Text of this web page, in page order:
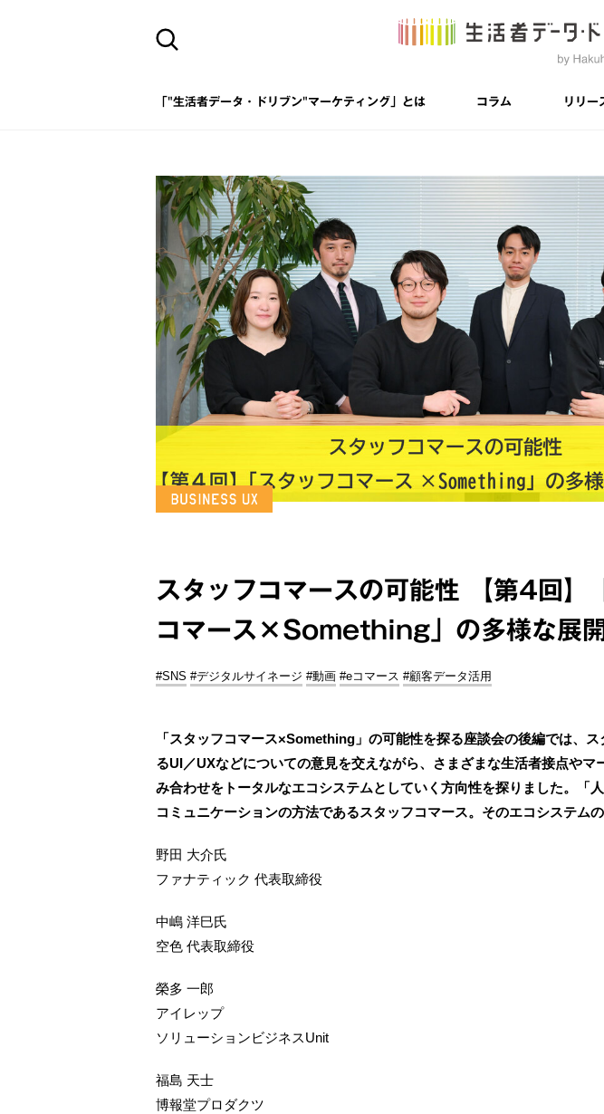
「"生活者データ・ドリブン"マーケティング」とは コラム リリー
スタッフコマースの可能性 【第4回】
コマース×Something」の多様な展開
#SNS #デジタルサイネージ #動画 #eコマース #顧客データ活用
「スタッフコマース×Something」の可能性を探る座談会の後編では、
るUI／UXなどについての意見を交えながら、さまざまな生活者接点やマ
み合わせをトータルなエコシステムとしていく方向性を探りました。「
コミュニケーションの方法であるスタッフコマース。そのエコシステム
野田 大介氏
ファナティック 代表取締役
中嶋 洋巳氏
空色 代表取締役
榮多 一郎
アイレップ
ソリューションビジネスUnit
福島 天士
博報堂プロダクツ